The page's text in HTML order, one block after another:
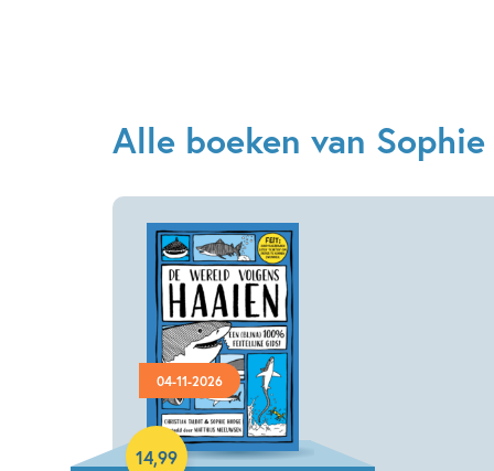
Alle boeken van
04-11-2026
14,99
Hardcover